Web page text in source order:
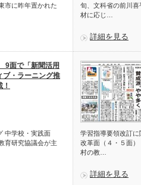
市に昨年置かれた
旬、文科省の前川
材に応じ…
詳細を見る
面で「新聞活用
ブ・ラーニング推
中学校・実践面
育研究協議会が主
学習指導要領改訂
改革面（４・５面
村の教…
詳細を見る